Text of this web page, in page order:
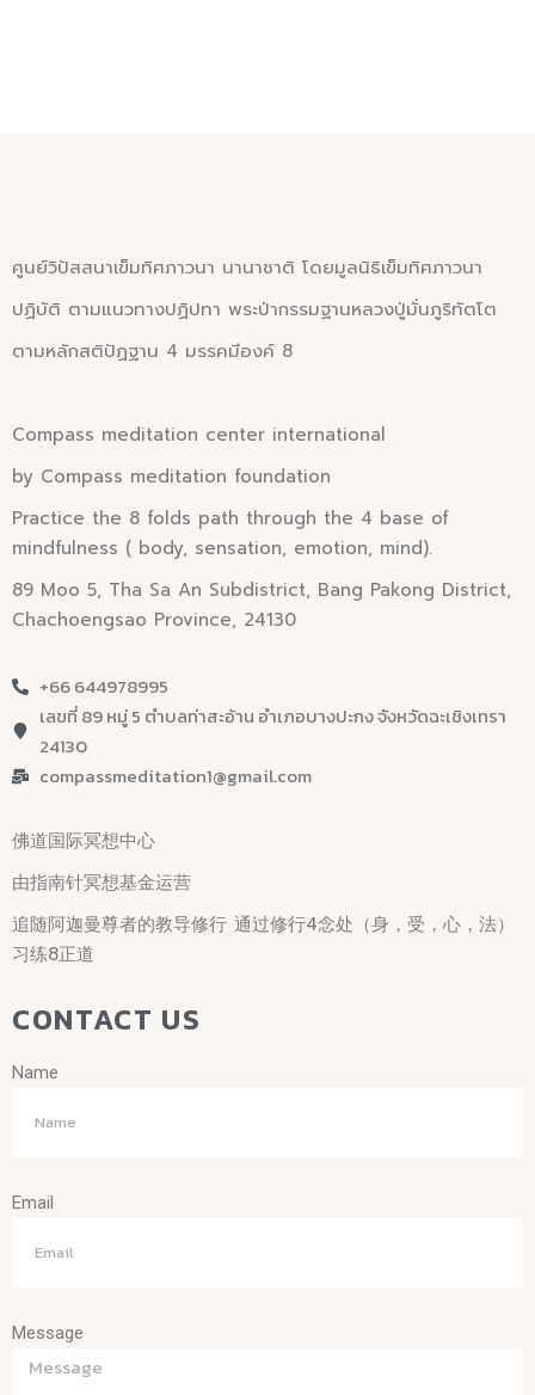
ศูนย์วิปัสสนาเข็มทิศภาวนา นานาชาติ โดยมูลนิธิเข็มทิศภาวนา
ปฏิบัติ ตามแนวทางปฏิปทา พระป่ากรรมฐานหลวงปู่มั่นภูริทัตโต
ตามหลักสติปัฏฐาน 4 มรรคมีองค์ 8
Compass meditation center international
by Compass meditation foundation
Practice the 8 folds path through the 4 base of
mindfulness ( body, sensation, emotion, mind).
89 Moo 5, Tha Sa An Subdistrict, Bang Pakong District,
Chachoengsao Province, 24130
+66 644978995
เลขที่ 89 หมู่ 5 ตำบลท่าสะอ้าน อำเภอบางปะกง จังหวัดฉะเชิงเทรา
24130
compassmeditation1@gmail.com
佛道国际冥想中心
由指南针冥想基金运营
追随阿迦曼尊者的教导修行 通过修行4念处（身，受，心，法）
习练8正道
CONTACT US
Name
Email
Message